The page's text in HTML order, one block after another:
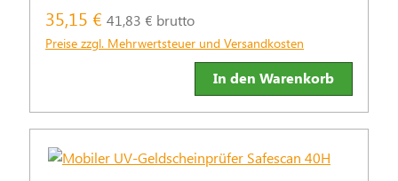
Materialien, die bei Bestrahlung mit UV-Licht
sichtbar werden.
35,15 € 41,83 € brutto
Preise zzgl. Mehrwertsteuer und Versandkosten
In den Warenkorb